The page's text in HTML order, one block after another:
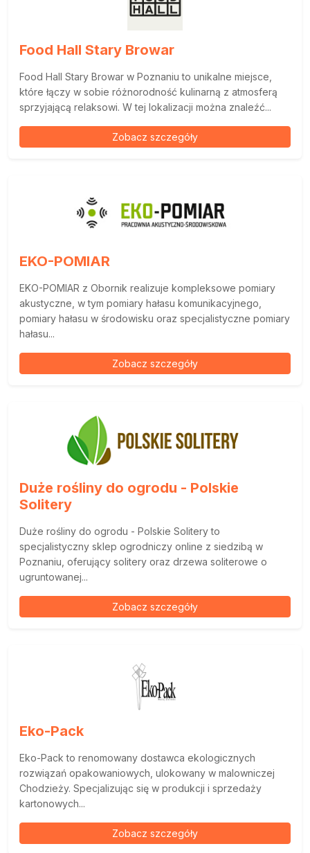
Food Hall Stary Browar
Food Hall Stary Browar w Poznaniu to unikalne miejsce,
które łączy w sobie różnorodność kulinarną z atmosferą
sprzyjającą relaksowi. W tej lokalizacji można znaleźć...
Zobacz szczegóły
EKO-POMIAR
EKO-POMIAR z Obornik realizuje kompleksowe pomiary
akustyczne, w tym pomiary hałasu komunikacyjnego,
pomiary hałasu w środowisku oraz specjalistyczne pomiary
hałasu...
Zobacz szczegóły
Duże rośliny do ogrodu - Polskie
Solitery
Duże rośliny do ogrodu - Polskie Solitery to
specjalistyczny sklep ogrodniczy online z siedzibą w
Poznaniu, oferujący solitery oraz drzewa soliterowe o
ugruntowanej...
Zobacz szczegóły
Eko-Pack
Eko-Pack to renomowany dostawca ekologicznych
rozwiązań opakowaniowych, ulokowany w malowniczej
Chodzieży. Specjalizując się w produkcji i sprzedaży
kartonowych...
Zobacz szczegóły